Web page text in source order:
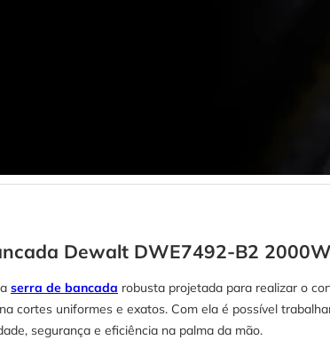
Dewalt DWE7492-B2
serra de bancada robusta projetada para realizar o
cortes uniformes e exatos. Com ela é possível
segurança e eficiência na palma da mão.